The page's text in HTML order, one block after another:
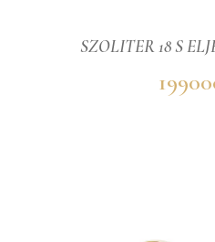
SZOLITER 18 S